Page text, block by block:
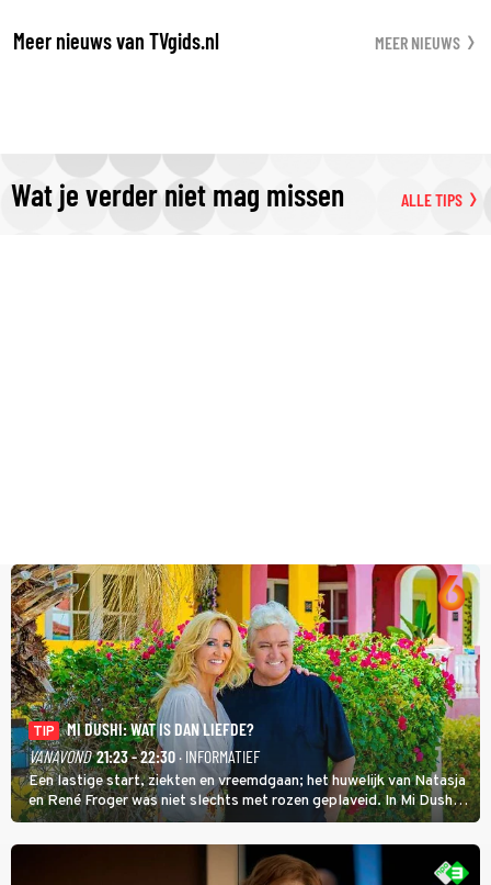
Meer nieuws van TVgids.nl MEER NIEUWS
Wat je verder niet mag missen ALLE TIPS
TIP
MI DUSHI: WAT IS DAN LIEFDE?
VANAVOND 21:23 - 22:30 · INFORMATIEF
Een lastige start, ziekten en vreemdgaan; het huwelijk van Natasja
en René Froger was niet slechts met rozen geplaveid. In Mi Dushi:
Wat Is Dan Liefde? neemt Wilfred Genee het showbizzkoppel mee
uit vissen om het over de liefde te hebben.